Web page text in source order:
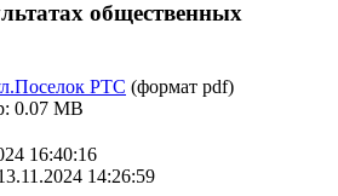
общественных
РТС (формат pdf)
0.07 MB
16:40:16
14:26:59